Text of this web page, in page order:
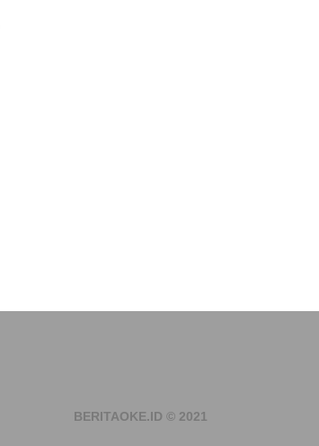
BERITAOKE.ID © 2021